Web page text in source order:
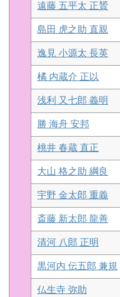
遠藤 五平太 正贇
島田 虎之助 直親
逸見 小源太 長英
橘 内蔵介 正以
浅利 又七郎 義明
勝 海舟 安邦
桃井 春蔵 直正
大山 格之助 綱良
宇野 金太郎 重義
斎藤 新太郎 龍善
清河 八郎 正明
黒河内 伝五郎 兼規
仏生寺 弥助